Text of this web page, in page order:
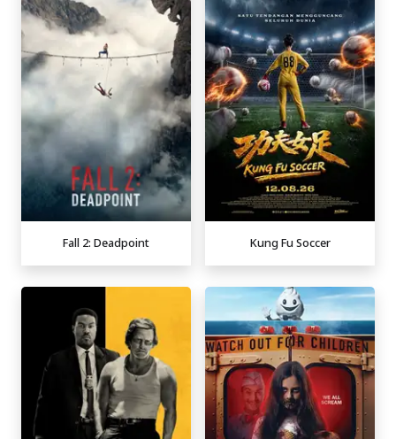
Fall 2: Deadpoint Kung Fu Soccer